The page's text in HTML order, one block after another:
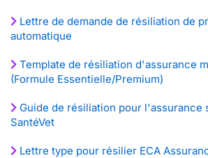
Lettre de demande de résiliation de
automatique
Template de résiliation d'assurance
(Formule Essentielle/Premium)
Guide de résiliation pour l'assurance
SantéVet
Lettre type pour résilier ECA